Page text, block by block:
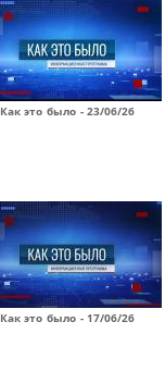
Как это было - 23/06/26
Как это было - 17/06/26